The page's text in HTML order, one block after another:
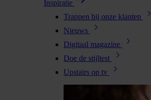
Inspiratie
Trappen bij onze klanten
Nieuws
Digitaal magazine
Doe de stijltest
Upstairs op tv